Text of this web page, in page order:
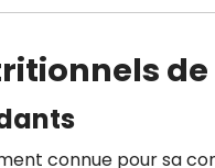
connue pour sa